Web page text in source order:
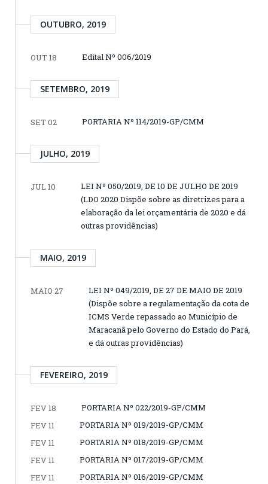
OUTUBRO, 2019
OUT 18 Edital Nº 006/2019
SETEMBRO, 2019
SET 02 PORTARIA Nº 114/2019-GP/CMM
JULHO, 2019
JUL 10
LEI Nº 050/2019, DE 10 DE JULHO DE 2019
(LDO 2020 Dispõe sobre as diretrizes para a
elaboração da lei orçamentária de 2020 e dá
outras providências)
MAIO, 2019
MAIO 27
LEI Nº 049/2019, DE 27 DE MAIO DE 2019
(Dispõe sobre a regulamentação da cota de
ICMS Verde repassado ao Município de
Maracanã pelo Governo do Estado do Pará,
e dá outras providências)
FEVEREIRO, 2019
FEV 18
PORTARIA Nº 022/2019-GP/CMM
FEV 11
PORTARIA Nº 019/2019-GP/CMM
FEV 11
PORTARIA Nº 018/2019-GP/CMM
FEV 11
PORTARIA Nº 017/2019-GP/CMM
FEV 11
PORTARIA Nº 016/2019-GP/CMM